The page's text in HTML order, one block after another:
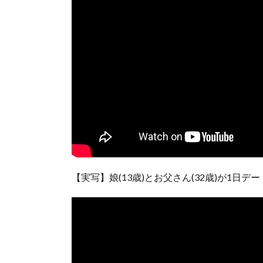
【実写】娘(13歳)とお父さん(32歳)が1日デー